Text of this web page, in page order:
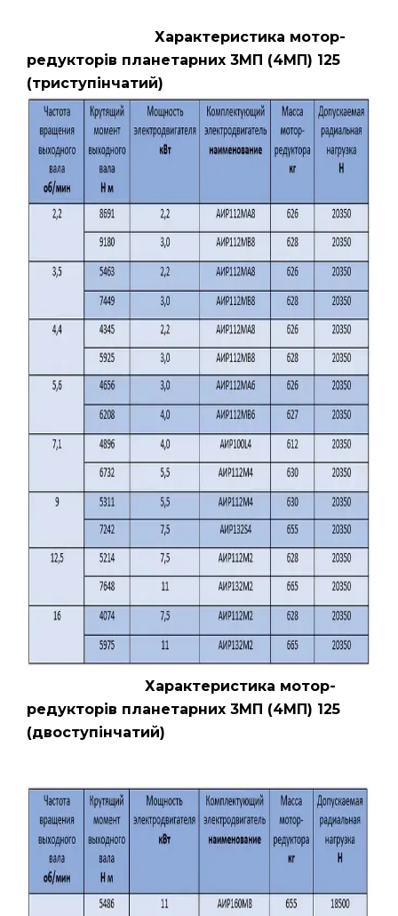
Характеристика мотор-
редукторів планетарних 3МП (4МП) 125
(триступінчатий)
Характеристика мотор-
редукторів планетарних 3МП (4МП) 125
(двоступінчатий)